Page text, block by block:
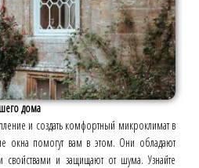
дома
и создать комфортный микроклимат в
окна помогут вам в этом. Они обладают
свойствами и защищают от шума. Узнайте